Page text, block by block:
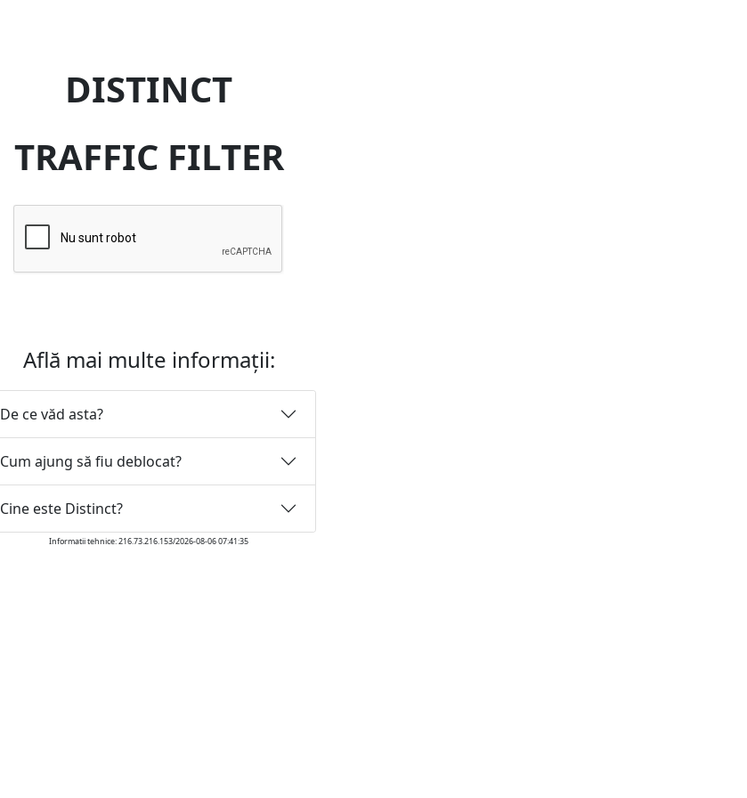
DISTINCT
TRAFFIC FILTER
Află mai multe informații:
De ce văd asta?
Cum ajung să fiu deblocat?
Cine este Distinct?
Informatii tehnice: 216.73.216.153/2026-08-06 07:41:35